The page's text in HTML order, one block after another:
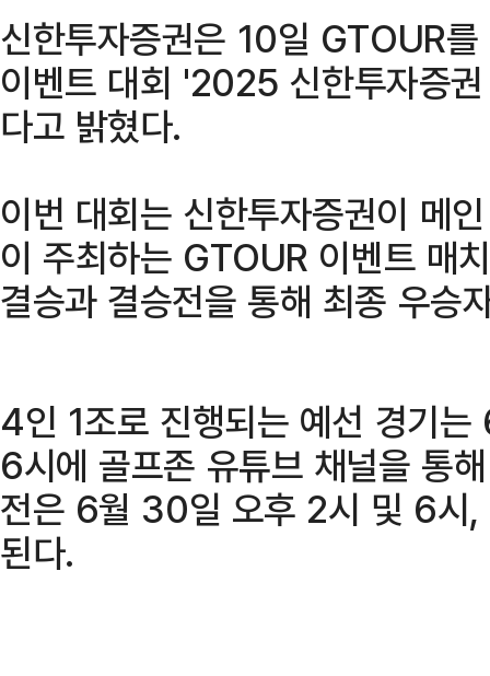
신한투자증권은 10일 GTOUR
이벤트 대회 '2025 신한투자증
다고 밝혔다.
이번 대회는 신한투자증권이 메
이 주최하는 GTOUR 이벤트 매
결승과 결승전을 통해 최종 우승
4인 1조로 진행되는 예선 경기
6시에 골프존 유튜브 채널을 통
전은 6월 30일 오후 2시 및 6시
된다.